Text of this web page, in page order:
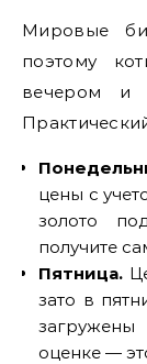
Мировые
поэтому
вечером и
цены с
золото
получите
Пятница.
зато в
оценке —